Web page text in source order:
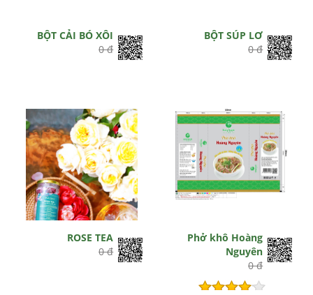
BỘT CẢI BÓ XÔI
0 đ
BỘT SÚP LƠ
0 đ
ROSE TEA
0 đ
Phở khô Hoàng
Nguyên
0 đ